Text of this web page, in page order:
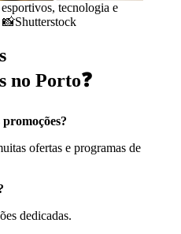
tecnologia e
📸Shutterstock
no Porto❓
ofertas e programas de
dedicadas.